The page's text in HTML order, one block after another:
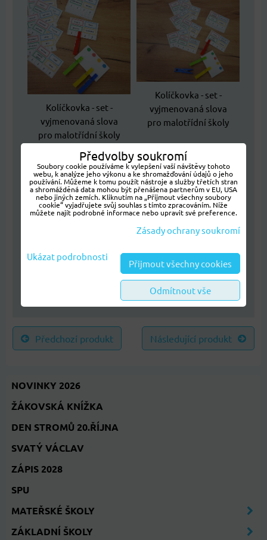
Kolíčkovka - set -
vyjmenovaná slova
pro malotřídní školy
Kolíčkovka - set -
vyjmenovaná slova
pro malotřídní školy
Kolíčkovka - set -
Předchozí produkt Následující produkt
NOVINKY 2026
ŽÁKOVSKÁ KNÍŽKA
DEN STROMŮ 20.ŘÍJNA
SVATÝ VÁCLAV
ZÁPIS 2028
SPU
MATEŘSKÉ ŠKOLY
ZÁKLADNÍ ŠKOLY
Předvolby soukromí
Soubory cookie používáme k vylepšení vaší návštěvy tohoto
webu, k analýze jeho výkonu a ke shromažďování údajů o jeho
používání. Můžeme k tomu použít nástroje a služby třetích stran
a shromážděná data mohou být přenášena partnerům v EU, USA
nebo jiných zemích. Kliknutím na „Přijmout všechny soubory
cookie“ vyjadřujete svůj souhlas s tímto zpracováním. Níže
můžete najít podrobné informace nebo upravit své preference.
Zásady ochrany soukromí
Ukázat podrobnosti
Přijmout všechny cookies
Odmítnout vše